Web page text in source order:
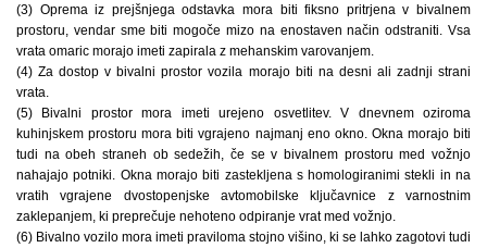
(3) Oprema iz prejšnjega odstavka mora biti fiksno pritrjena v bivalnem
prostoru, vendar sme biti mogoče mizo na enostaven način odstraniti. Vsa
vrata omaric morajo imeti zapirala z mehanskim varovanjem.
(4) Za dostop v bivalni prostor vozila morajo biti na desni ali zadnji strani
vrata.
(5) Bivalni prostor mora imeti urejeno osvetlitev. V dnevnem oziroma
kuhinjskem prostoru mora biti vgrajeno najmanj eno okno. Okna morajo biti
tudi na obeh straneh ob sedežih, če se v bivalnem prostoru med vožnjo
nahajajo potniki. Okna morajo biti zastekljena s homologiranimi stekli in na
vratih vgrajene dvostopenjske avtomobilske ključavnice z varnostnim
zaklepanjem, ki preprečuje nehoteno odpiranje vrat med vožnjo.
(6) Bivalno vozilo mora imeti praviloma stojno višino, ki se lahko zagotovi tudi